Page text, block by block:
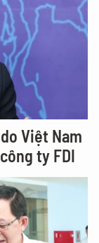
Việt Nam
ty FDI